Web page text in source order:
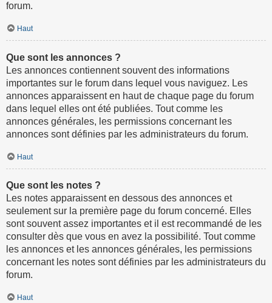
forum.
Haut
Que sont les annonces ?
Les annonces contiennent souvent des informations
importantes sur le forum dans lequel vous naviguez. Les
annonces apparaissent en haut de chaque page du forum
dans lequel elles ont été publiées. Tout comme les
annonces générales, les permissions concernant les
annonces sont définies par les administrateurs du forum.
Haut
Que sont les notes ?
Les notes apparaissent en dessous des annonces et
seulement sur la première page du forum concerné. Elles
sont souvent assez importantes et il est recommandé de les
consulter dès que vous en avez la possibilité. Tout comme
les annonces et les annonces générales, les permissions
concernant les notes sont définies par les administrateurs du
forum.
Haut